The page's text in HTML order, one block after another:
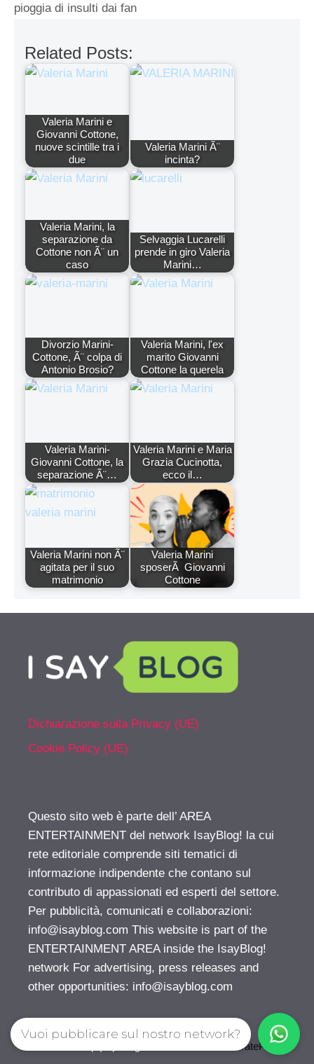
pioggia di insulti dai fan
Related Posts:
Valeria Marini e
Giovanni Cottone,
nuove scintille tra i
due
Valeria Marini Ã¨
incinta?
Valeria Marini, la
separazione da
Cottone non Ã¨ un
caso
Selvaggia Lucarelli
prende in giro Valeria
Marini…
Divorzio Marini-
Cottone, Ã¨ colpa di
Antonio Brosio?
Valeria Marini, l'ex
marito Giovanni
Cottone la querela
Valeria Marini-
Giovanni Cottone, la
separazione Ã¨…
Valeria Marini e Maria
Grazia Cucinotta,
ecco il…
Valeria Marini non Ã¨
agitata per il suo
matrimonio
Valeria Marini
sposerÃ Giovanni
Cottone
Dichiarazione sulla Privacy (UE)
Cookie Policy (UE)
Questo sito web è parte dell’ AREA
ENTERTAINMENT del network IsayBlog! la cui
rete editoriale comprende siti tematici di
informazione indipendente che contano sul
contributo di appassionati ed esperti del settore.
Per pubblicità, comunicati e collaborazioni:
info@isayblog.com This website is part of the
ENTERTAINMENT AREA inside the IsayBlog!
network For advertising, press releases and
other opportunities: info@isayblog.com
GeneratePress
Vuoi pubblicare sul nostro network?